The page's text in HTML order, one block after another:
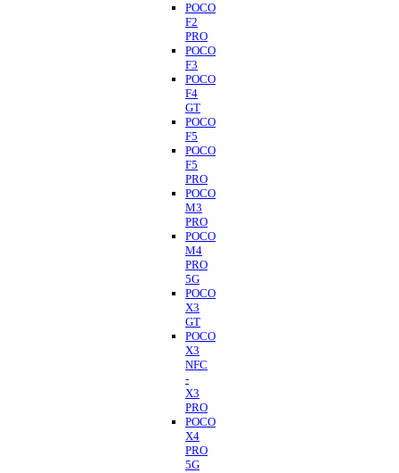
POCO
F2
PRO
POCO
F3
POCO
F4
GT
POCO
F5
POCO
F5
PRO
POCO
M3
PRO
POCO
M4
PRO
5G
POCO
X3
GT
POCO
X3
NFC
-
X3
PRO
POCO
X4
PRO
5G